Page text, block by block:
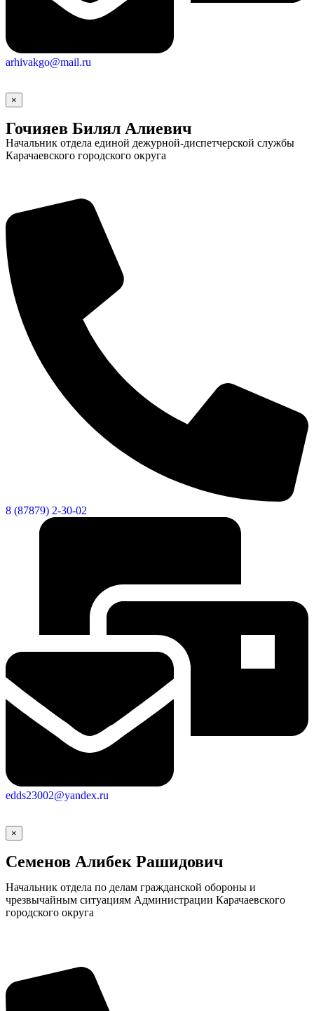
arhivakgo@mail.ru
×
Гочияев Билял Алиевич
Начальник отдела единой дежурной-диспетчерской службы
Карачаевского городского округа
8 (87879) 2-30-02
edds23002@yandex.ru
×
Семенов Алибек Рашидович
Начальник отдела по делам гражданской обороны и
чрезвычайным ситуациям Администрации Карачаевского
городского округа